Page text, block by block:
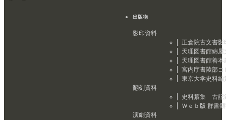
出版物
影印資料
正倉院古文書影
天理図書館綿
天理図書館善
宮内庁書陵部コ
東京大学史料編
翻刻資料
史料纂集 古記
Ｗｅｂ版 群書
演劇資料